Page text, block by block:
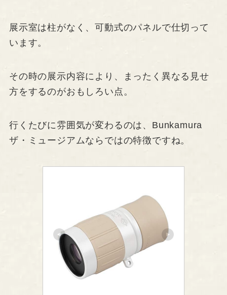
展示室は柱がなく、可動式のパネルで仕切って
います。
その時の展示内容により、まったく異なる見せ
方をするのがおもしろい点。
行くたびに雰囲気が変わるのは、Bunkamura
ザ・ミュージアムならではの特徴ですね。